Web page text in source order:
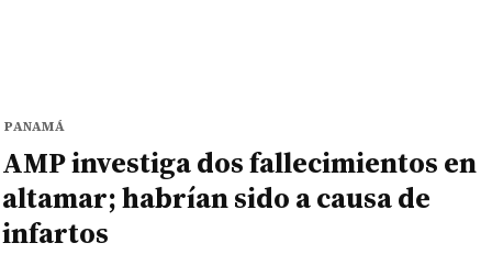
PANAMÁ
AMP investiga dos fallecimientos en
altamar; habrían sido a causa de
infartos